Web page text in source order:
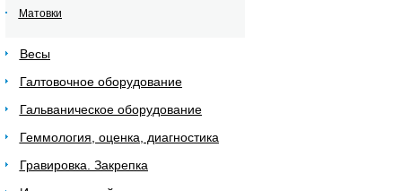
Матовки
Весы
Галтовочное оборудование
Гальваническое оборудование
Геммология, оценка, диагностика
Гравировка. Закрепка